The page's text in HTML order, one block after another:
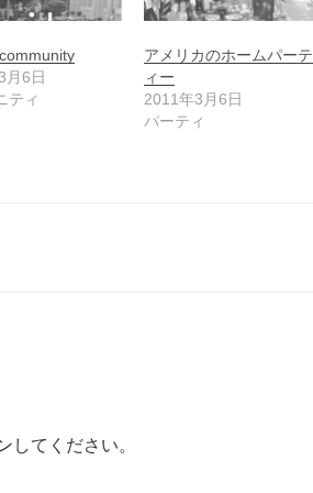
月6日
ティ
アメリカのホームパーテ
ィー
2011年3月6日
パーティ
してください。